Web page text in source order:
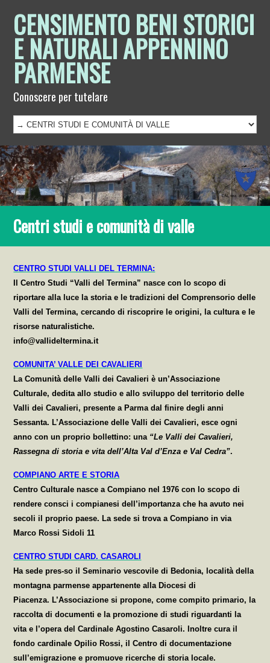
CENSIMENTO BENI STORICI
E NATURALI APPENNINO
PARMENSE
Conoscere per tutelare
Centri studi e comunità di valle
CENTRO STUDI VALLI DEL TERMINA:
Il Centro Studi “Valli del Termina” nasce con lo scopo di
riportare alla luce la storia e le tradizioni del Comprensorio delle
Valli del Termina, cercando di riscoprire le origini, la cultura e le
risorse naturalistiche.
info@vallideltermina.it
COMUNITA’ VALLE DEI CAVALIERI
La Comunità delle Valli dei Cavalieri è un’Associazione
Culturale, dedita allo studio e allo sviluppo del territorio delle
Valli dei Cavalieri, presente a Parma dal finire degli anni
Sessanta. L’Associazione delle Valli dei Cavalieri, esce ogni
anno con un proprio bollettino: una “Le Valli dei Cavalieri,
Rassegna di storia e vita dell’Alta Val d’Enza e Val Cedra”.
COMPIANO ARTE E STORIA
Centro Culturale nasce a Compiano nel 1976 con lo scopo di
rendere consci i compianesi dell’importanza che ha avuto nei
secoli il proprio paese. La sede si trova a Compiano in via
Marco Rossi Sidoli 11
CENTRO STUDI CARD. CASAROLI
Ha sede pres-so il Seminario vescovile di Bedonia, località della
montagna parmense appartenente alla Diocesi di
Piacenza. L’Associazione si propone, come compito primario, la
raccolta di documenti e la promozione di studi riguardanti la
vita e l’opera del Cardinale Agostino Casaroli. Inoltre cura il
fondo cardinale Opilio Rossi, il Centro di documentazione
sull’emigrazione e promuove ricerche di storia locale.